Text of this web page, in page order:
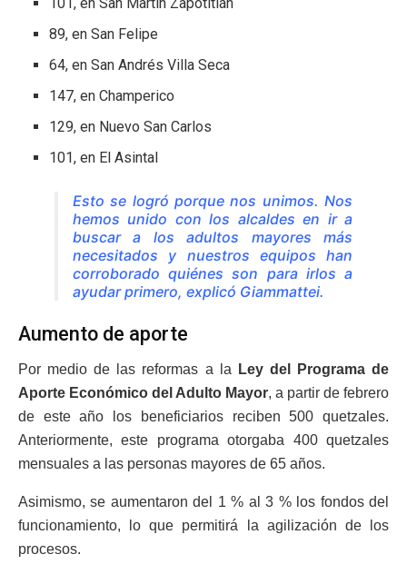
89, en San Felipe
64, en San Andrés Villa Seca
147, en Champerico
129, en Nuevo San Carlos
101, en El Asintal
Esto se logró porque nos unimos. Nos
hemos unido con los alcaldes en ir a
buscar a los adultos mayores más
necesitados y nuestros equipos han
corroborado quiénes son para irlos a
ayudar primero, explicó Giammattei.
Aumento de aporte
Por medio de las reformas a la
Ley del Programa de
Aporte Económico del Adulto Mayor, a partir de febrero
de este año los beneficiarios reciben 500 quetzales.
Anteriormente, este programa otorgaba 400 quetzales
mensuales a las personas mayores de 65 años.
Asimismo, se aumentaron del 1 % al 3 % los fondos del
funcionamiento, lo que permitirá la agilización de los
procesos.